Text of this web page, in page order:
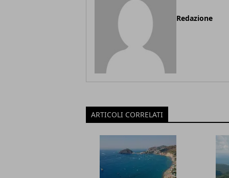
Redazione
ARTICOLI CORRELATI